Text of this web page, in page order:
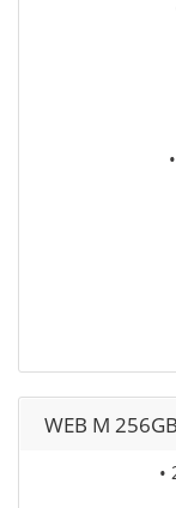
WEB M 256GB
•